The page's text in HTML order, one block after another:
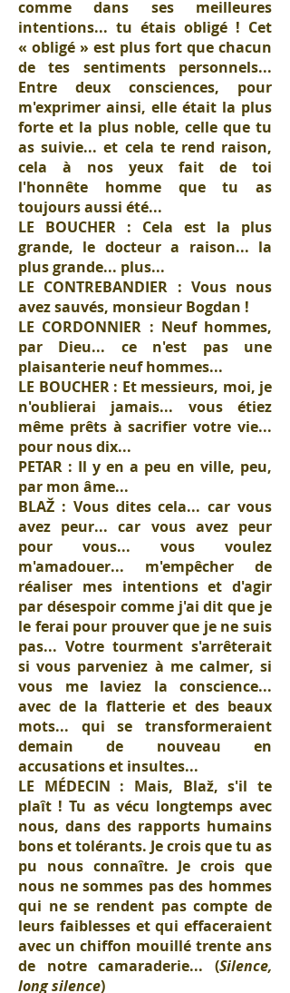
comme dans ses meilleures
intentions... tu étais obligé ! Cet
« obligé » est plus fort que chacun
de tes sentiments personnels...
Entre deux consciences, pour
m'exprimer ainsi, elle était la plus
forte et la plus noble, celle que tu
as suivie... et cela te rend raison,
cela à nos yeux fait de toi
l'honnête homme que tu as
toujours aussi été...
LE BOUCHER : Cela est la plus
grande, le docteur a raison... la
plus grande... plus...
LE CONTREBANDIER : Vous nous
avez sauvés, monsieur Bogdan !
LE CORDONNIER : Neuf hommes,
par Dieu... ce n'est pas une
plaisanterie neuf hommes...
LE BOUCHER : Et messieurs, moi, je
n'oublierai jamais... vous étiez
même prêts à sacrifier votre vie...
pour nous dix...
PETAR : Il y en a peu en ville, peu,
par mon âme...
BLAŽ : Vous dites cela... car vous
avez peur... car vous avez peur
pour vous... vous voulez
m'amadouer... m'empêcher de
réaliser mes intentions et d'agir
par désespoir comme j'ai dit que je
le ferai pour prouver que je ne suis
pas... Votre tourment s'arrêterait
si vous parveniez à me calmer, si
vous me laviez la conscience...
avec de la flatterie et des beaux
mots... qui se transformeraient
demain de nouveau en
accusations et insultes...
LE MÉDECIN : Mais, Blaž, s'il te
plaît ! Tu as vécu longtemps avec
nous, dans des rapports humains
bons et tolérants. Je crois que tu as
pu nous connaître. Je crois que
nous ne sommes pas des hommes
qui ne se rendent pas compte de
leurs faiblesses et qui effaceraient
avec un chiffon mouillé trente ans
de notre camaraderie... (Silence,
long silence)